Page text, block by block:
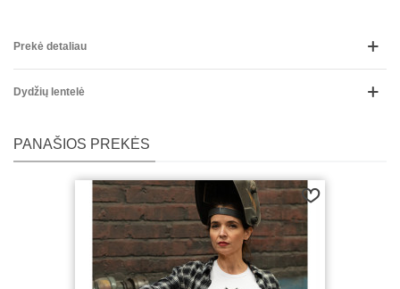
Prekė detaliau
Dydžių lentelė
PANAŠIOS PREKĖS